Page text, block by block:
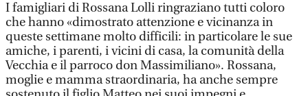
I famigliari di Rossana Lolli ringraziano tutti coloro
che hanno «dimostrato attenzione e vicinanza in
queste settimane molto difficili: in particolare le sue
amiche, i parenti, i vicini di casa, la comunità della
Vecchia e il parroco don Massimiliano». Rossana,
moglie e mamma straordinaria, ha anche sempre